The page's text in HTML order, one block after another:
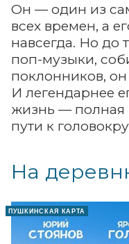
Он — один из
всех времен, а
навсегда. Но до
поп-музыки,
поклонников,
И легендарнее
жизнь — полная
пути к
На
ПУШКИНСКАЯ КАРТА